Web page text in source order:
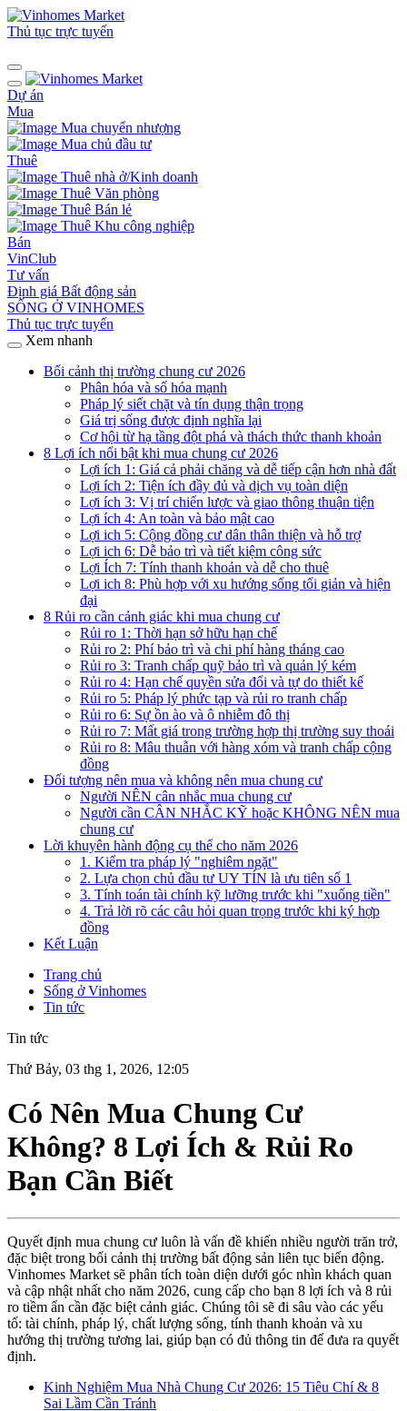
Thủ tục trực tuyến
Dự án
Mua
Mua chuyển nhượng
Mua chủ đầu tư
Thuê
Thuê nhà ở/Kinh doanh
Thuê Văn phòng
Thuê Bán lẻ
Thuê Khu công nghiệp
Bán
VinClub
Tư vấn
Định giá Bất động sản
SỐNG Ở VINHOMES
Thủ tục trực tuyến
Xem nhanh
Bối cảnh thị trường chung cư 2026
Phân hóa và số hóa mạnh
Pháp lý siết chặt và tín dụng thận trọng
Giá trị sống được định nghĩa lại
Cơ hội từ hạ tầng đột phá và thách thức thanh khoản
8 Lợi ích nổi bật khi mua chung cư 2026
Lợi ích 1: Giá cả phải chăng và dễ tiếp cận hơn nhà đất
Lợi ích 2: Tiện ích đầy đủ và dịch vụ toàn diện
Lợi ích 3: Vị trí chiến lược và giao thông thuận tiện
Lợi ích 4: An toàn và bảo mật cao
Lợi ich 5: Cộng đồng cư dân thân thiện và hỗ trợ
Lợi ich 6: Dễ bảo trì và tiết kiệm công sức
Lợi Ích 7: Tính thanh khoản và dễ cho thuê
Lợi ich 8: Phù hợp với xu hướng sống tối giản và hiện
đại
8 Rủi ro cần cảnh giác khi mua chung cư
Rủi ro 1: Thời hạn sở hữu hạn chế
Rủi ro 2: Phí bảo trì và chi phí hàng tháng cao
Rủi ro 3: Tranh chấp quỹ bảo trì và quản lý kém
Rủi ro 4: Hạn chế quyền sửa đổi và tự do thiết kế
Rủi ro 5: Pháp lý phức tạp và rủi ro tranh chấp
Rủi ro 6: Sự ồn ào và ô nhiễm đô thị
Rủi ro 7: Mất giá trong trường hợp thị trường suy thoái
Rủi ro 8: Mâu thuẫn với hàng xóm và tranh chấp cộng
đồng
Đối tượng nên mua và không nên mua chung cư
Người NÊN cân nhắc mua chung cư
Người cần CÂN NHẮC KỸ hoặc KHÔNG NÊN mua
chung cư
Lời khuyên hành động cụ thể cho năm 2026
1. Kiểm tra pháp lý "nghiêm ngặt"
2. Lựa chọn chủ đầu tư UY TÍN là ưu tiên số 1
3. Tính toán tài chính kỹ lưỡng trước khi "xuống tiền"
4. Trả lời rõ các câu hỏi quan trọng trước khi ký hợp
đồng
Kết Luận
Trang chủ
Sống ở Vinhomes
Tin tức
Tin tức
Thứ Bảy, 03 thg 1, 2026, 12:05
Có Nên Mua Chung Cư
Không? 8 Lợi Ích & Rủi Ro
Bạn Cần Biết
Quyết định mua chung cư luôn là vấn đề khiến nhiều người trăn trở,
đặc biệt trong bối cảnh thị trường bất động sản liên tục biến động.
Vinhomes Market sẽ phân tích toàn diện dưới góc nhìn khách quan
và cập nhật nhất cho năm 2026, cung cấp cho bạn 8 lợi ích và 8 rủi
ro tiềm ẩn cần đặc biệt cảnh giác. Chúng tôi sẽ đi sâu vào các yếu
tố: tài chính, pháp lý, chất lượng sống, tính thanh khoản và xu
hướng thị trường tương lai, giúp bạn có đủ thông tin để đưa ra quyết
định.
Kinh Nghiệm Mua Nhà Chung Cư 2026: 15 Tiêu Chí & 8
Sai Lầm Cần Tránh